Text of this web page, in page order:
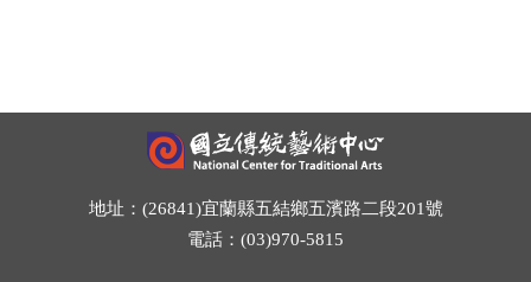
地址：(26841)宜蘭縣五結鄉五濱路二段201號
電話：(03)970-5815